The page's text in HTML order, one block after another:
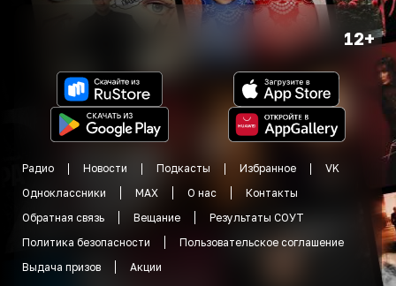
12+
Радио Новости Подкасты Избранное
VK
Одноклассники
MAX О нас
Контакты
Обратная связь
Вещание
Результаты СОУТ
Политика безопасности
Пользовательское соглашение
Выдача призов
Акции